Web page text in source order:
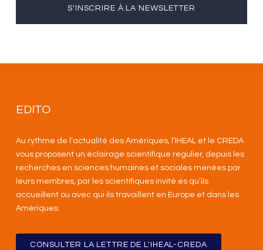
S'INSCRIRE À LA NEWSLETTER
EDITO
Au rythme de l’actualité des Amériques, l’IHEAL et le CREDA
vous proposent un éclairage scientifique régulier, depuis les
recherches en sciences humaines et sociales menées par
leurs membres, par les scientifiques invité.es qu’ils
accueillent ou avec qui ils travaillent en Europe et dans les
Amériques.
CONSULTER LA LETTRE DE L'IHEAL-CREDA